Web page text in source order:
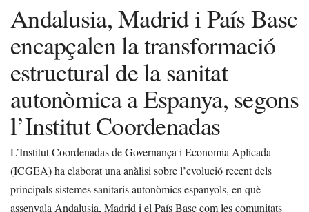
Andalusia, Madrid i País Basc
encapçalen la transformació
estructural de la sanitat
autonòmica a Espanya, segons
l’Institut Coordenadas
L’Institut Coordenadas de Governança i Economia Aplicada
(ICGEA) ha elaborat una anàlisi sobre l’evolució recent dels
principals sistemes sanitaris autonòmics espanyols, en què
assenyala Andalusia, Madrid i el País Basc com les comunitats